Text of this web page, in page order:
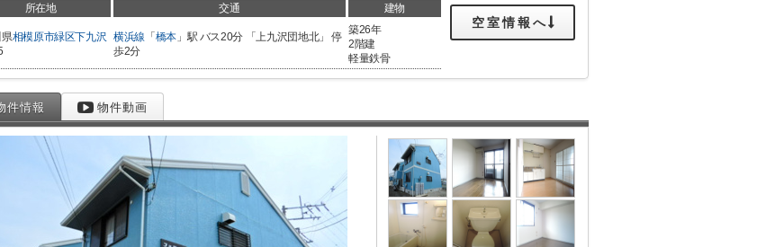
所在地 交通 建物
相模原市緑区下九沢 横浜線 「橋本」駅 バス20分 「上九沢団地北」 停
歩2分
築26年
2階建
軽量鉄骨
空室情報へ
件情報 物件動画